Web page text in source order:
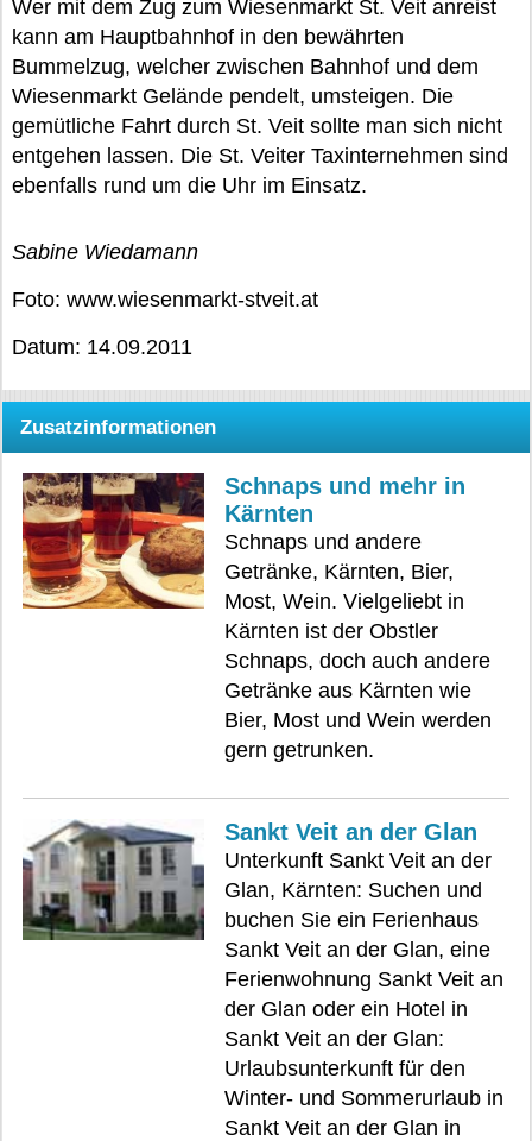
Wer mit dem Zug zum Wiesenmarkt St. Veit anreist
kann am Hauptbahnhof in den bewährten
Bummelzug, welcher zwischen Bahnhof und dem
Wiesenmarkt Gelände pendelt, umsteigen. Die
gemütliche Fahrt durch St. Veit sollte man sich nicht
entgehen lassen. Die St. Veiter Taxinternehmen sind
ebenfalls rund um die Uhr im Einsatz.
Sabine Wiedamann
Foto: www.wiesenmarkt-stveit.at
Datum: 14.09.2011
Zusatzinformationen
Schnaps und mehr in
Kärnten
Schnaps und andere
Getränke, Kärnten, Bier,
Most, Wein. Vielgeliebt in
Kärnten ist der Obstler
Schnaps, doch auch andere
Getränke aus Kärnten wie
Bier, Most und Wein werden
gern getrunken.
Sankt Veit an der Glan
Unterkunft Sankt Veit an der
Glan, Kärnten: Suchen und
buchen Sie ein Ferienhaus
Sankt Veit an der Glan, eine
Ferienwohnung Sankt Veit an
der Glan oder ein Hotel in
Sankt Veit an der Glan:
Urlaubsunterkunft für den
Winter- und Sommerurlaub in
Sankt Veit an der Glan in